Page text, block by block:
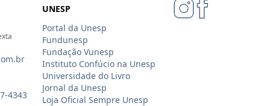
4343
UNESP
Portal da Unesp
Fundunesp
Fundação Vunesp
Instituto Confúcio na Unesp
Universidade do Livro
Jornal da Unesp
Loja Oficial Sempre Unesp